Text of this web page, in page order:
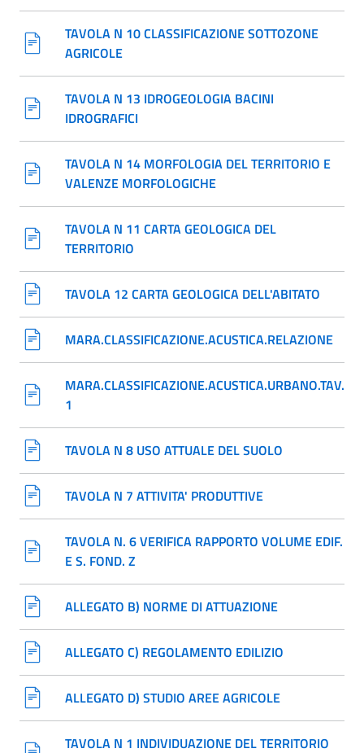
TAVOLA N 10 CLASSIFICAZIONE SOTTOZONE
AGRICOLE
TAVOLA N 13 IDROGEOLOGIA BACINI
IDROGRAFICI
TAVOLA N 14 MORFOLOGIA DEL TERRITORIO E
VALENZE MORFOLOGICHE
TAVOLA N 11 CARTA GEOLOGICA DEL
TERRITORIO
TAVOLA 12 CARTA GEOLOGICA DELL'ABITATO
MARA.CLASSIFICAZIONE.ACUSTICA.RELAZIONE
MARA.CLASSIFICAZIONE.ACUSTICA.URBANO.TAV.
1
TAVOLA N 8 USO ATTUALE DEL SUOLO
TAVOLA N 7 ATTIVITA' PRODUTTIVE
TAVOLA N. 6 VERIFICA RAPPORTO VOLUME EDIF.
E S. FOND. Z
ALLEGATO B) NORME DI ATTUAZIONE
ALLEGATO C) REGOLAMENTO EDILIZIO
ALLEGATO D) STUDIO AREE AGRICOLE
TAVOLA N 1 INDIVIDUAZIONE DEL TERRITORIO